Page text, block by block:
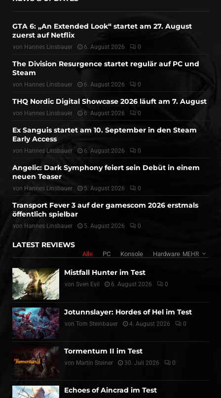
GTA 6: „An Extended Look“ startet am 27. August
zuerst auf Netflix
von Hannes Linsbauer 6. August 2026 0
The Division Resurgence startet regulär auf PC und
Steam
von Hannes Linsbauer 6. August 2026 0
THQ Nordic Digital Showcase 2026 läuft am 7. August
von Hannes Linsbauer 6. August 2026 0
Ex Sanguis startet am 10. September in den Steam
Early Access
von Hannes Linsbauer 6. August 2026 0
Angelic: Dark Symphony feiert sein Debüt in einem
neuen Teaser
von Hannes Linsbauer 5. August 2026 0
Transport Fever 3 auf der gamescom 2026 erstmals
öffentlich spielbar
von Hannes Linsbauer 5. August 2026 0
LATEST REVIEWS
Alle PC Konsole Hardware MEHR
Mistfall Hunter im Test
von Sven Evil 6. August 2026 0
Jotunnslayer: Hordes of Hel im Test
von Tom Steinbauer 4. August 2026 0
Tormentum II im Test
von Martin Steiner 30. Juli 2026 0
Echoes of Aincrad im Test